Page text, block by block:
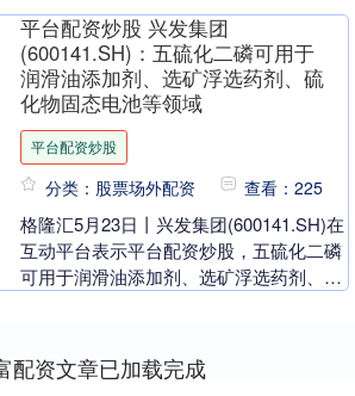
平台配资炒股 兴发集团
(600141.SH)：五硫化二磷可用于
润滑油添加剂、选矿浮选药剂、硫
化物固态电池等领域
平台配资炒股
分类：股票场外配资 查看：225
格隆汇5月23日丨兴发集团(600141.SH)在
互动平台表示平台配资炒股，五硫化二磷
可用于润滑油添加剂、选矿浮选药剂、硫
配资文章已加载完成